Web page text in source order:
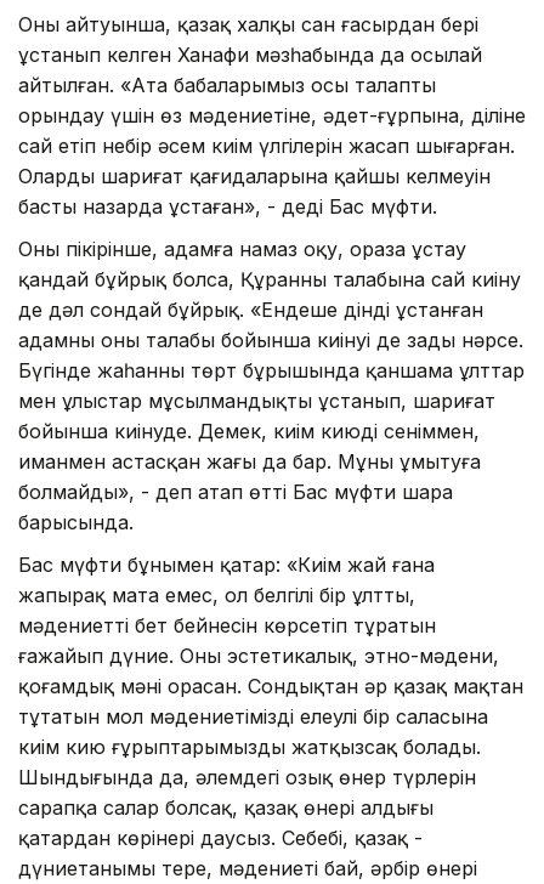
Оның айтуынша, қазақ халқы сан ғасырдан бері
ұстанып келген Ханафи мәзһабында да осылай
айтылған. «Ата бабаларымыз осы талапты
орындау үшін өз мәдениетіне, әдет-ғұрпына, діліне
сай етіп небір әсем киім үлгілерін жасап шығарған.
Олардың шариғат қағидаларына қайшы келмеуін
басты назарда ұстаған», - деді Бас мүфти.
Оның пікірінше, адамға намаз оқу, ораза ұстау
қандай бұйрық болса, Құранның талабына сай киіну
де дәл сондай бұйрық. «Ендеше дінді ұстанған
адамның оның талабы бойынша киінуі де заңды нәрсе.
Бүгінде жаһанның төрт бұрышында қаншама ұлттар
мен ұлыстар мұсылмандықты ұстанып, шариғат
бойынша киінуде. Демек, киім киюдің сеніммен,
иманмен астасқан жағы да бар. Мұны ұмытуға
болмайды», - деп атап өтті Бас мүфти шара
барысында.
Бас мүфти бұнымен қатар: «Киім жай ғана
жапырақ мата емес, ол белгілі бір ұлттың,
мәдениеттің бет бейнесін көрсетіп тұратын
ғажайып дүние. Оның эстетикалық, этно-мәдени,
қоғамдық мәні орасан. Сондықтан әр қазақ мақтан
тұтатын мол мәдениетіміздің елеулі бір саласына
киім кию ғұрыптарымызды жатқызсақ болады.
Шындығында да, әлемдегі озық өнер түрлерін
сарапқа салар болсақ, қазақ өнері алдыңғы
қатардан көрінері даусыз. Себебі, қазақ -
дүниетанымы терең, мәдениеті бай, әрбір өнері